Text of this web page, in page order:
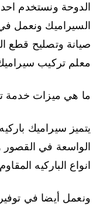
الدوحة ونستخدم
السيراميك ونعمل في
صيانة وتصليح قطع
معلم تركيب
ما هي ميزات خدمة
يتميز سيراميك
الواسعة في القصور
انواع الباركيه
ونعمل أيضا في